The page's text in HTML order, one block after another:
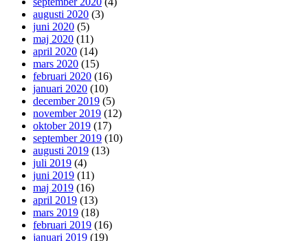
augusti 2020 (3)
juni 2020 (5)
maj 2020 (11)
april 2020 (14)
mars 2020 (15)
februari 2020 (16)
januari 2020 (10)
december 2019 (5)
november 2019 (12)
oktober 2019 (17)
september 2019 (10)
augusti 2019 (13)
juli 2019 (4)
juni 2019 (11)
maj 2019 (16)
april 2019 (13)
mars 2019 (18)
februari 2019 (16)
januari 2019 (19)